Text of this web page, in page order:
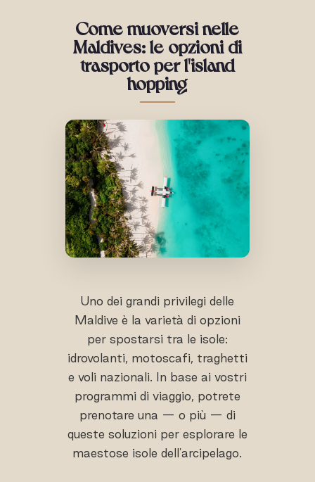
Come muoversi nelle
Maldives: le opzioni di
trasporto per l'island
hopping
Uno dei grandi privilegi delle
Maldive è la varietà di opzioni
per spostarsi tra le isole:
idrovolanti, motoscafi, traghetti
e voli nazionali. In base ai vostri
programmi di viaggio, potrete
prenotare una — o più — di
queste soluzioni per esplorare le
maestose isole dell'arcipelago.